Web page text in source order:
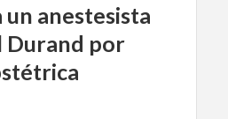
un anestesista
Durand por